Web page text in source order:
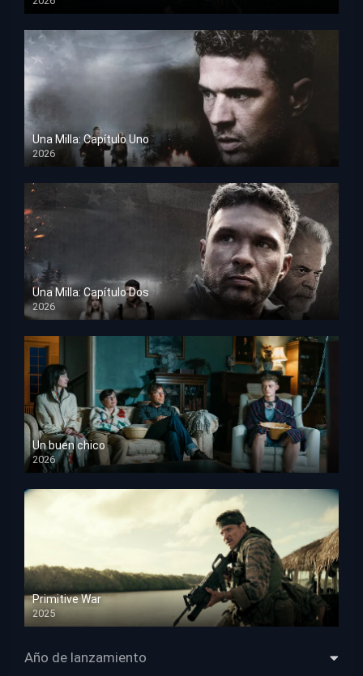
TS Screener
Una Milla: Capítulo Uno
2026
HD 1080p
Una Milla: Capítulo Dos
2026
HD 1080p
Un buen chico
2026
HD 1080p
Primitive War
2025
HD 1080p
Año de lanzamiento